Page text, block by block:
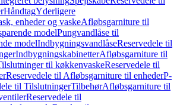
HåndtagYderligere
enheder og vaskeAfløbsgarniture til
modelPungvandlåse til
modelIndbygningsvandlåseReservedele til
IndbygningskabinetterAfløbsgarniture til
til køkkenvaskeReservedele til
Reservedele til Afløbsgarniture til enhederP-
til TilslutningerTilbehørAfløbsgarniture til
Reservedele til